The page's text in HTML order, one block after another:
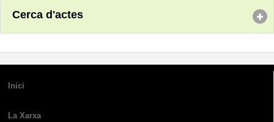
Cerca d'actes
Inici
La Xarxa